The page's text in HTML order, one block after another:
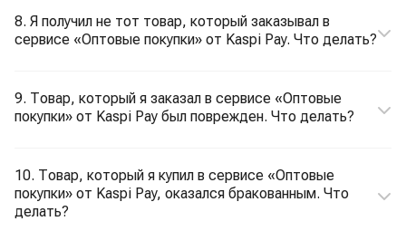
8. Я получил не тот товар, который заказывал в
сервисе «Оптовые покупки» от Kaspi Pay. Что делать?
9. Товар, который я заказал в сервисе «Оптовые
покупки» от Kaspi Pay был поврежден. Что делать?
10. Товар, который я купил в сервисе «Оптовые
покупки» от Kaspi Pay, оказался бракованным. Что
делать?